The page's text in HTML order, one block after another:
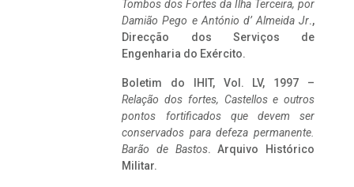
Tombos dos Fortes da Ilha Terceira, por
Damião Pego e António d’ Almeida Jr.,
Direcção dos Serviços de
Engenharia do Exército.
Boletim do IHIT, Vol. LV, 1997 –
Relação dos fortes, Castellos e outros
pontos fortificados que devem ser
conservados para defeza permanente.
Barão de Bastos. Arquivo Histórico
Militar.